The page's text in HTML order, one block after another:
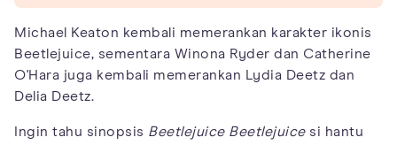
Michael Keaton kembali memerankan karakter ikonis
Beetlejuice, sementara Winona Ryder dan Catherine
O'Hara juga kembali memerankan Lydia Deetz dan
Delia Deetz.
Ingin tahu sinopsis Beetlejuice Beetlejuicesi hantu